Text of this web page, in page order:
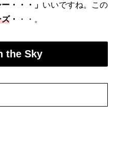
ー・・・」 いいですね。この
ズ・ ・・。
the Sky